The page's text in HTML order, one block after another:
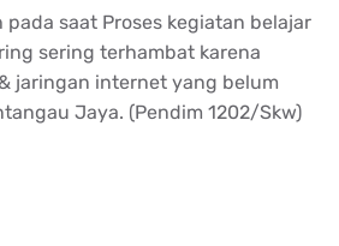
pada saat Proses kegiatan belajar
sering terhambat karena
jaringan internet yang belum
Jaya. (Pendim 1202/Skw)